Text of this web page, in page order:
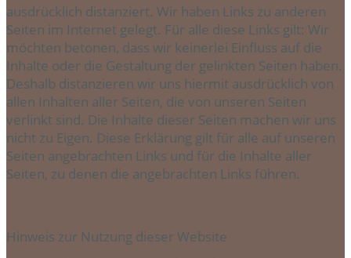
ausdrücklich distanziert. Wir haben Links zu anderen
Seiten im Internet gelegt. Für alle diese Links gilt: Wir
möchten betonen, dass wir keinerlei Einfluss auf die
Inhalte oder die Gestaltung der gelinkten Seiten haben.
Deshalb distanzieren wir uns hiermit ausdrücklich von
allen Inhalten aller Seiten, die von unseren Seiten
verlinkt sind. Die Inhalte dieser Seiten machen wir uns
nicht zu Eigen. Diese Erklärung gilt für alle auf unseren
Seiten angebrachten Links und für die Inhalte aller
Seiten, zu denen die angebrachten Links führen.
Hinweis zur Nutzung dieser Website